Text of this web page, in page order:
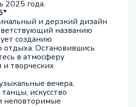
года.
и дерзкий дизайн
названию
созданию
отдыха. Остановившись
в атмосферу
и творческих
вечера,
искусство
неповторимые